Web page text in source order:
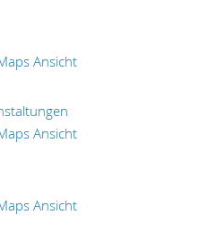
Ansicht
Ansicht
Ansicht